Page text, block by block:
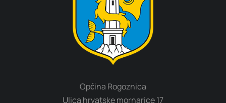
Općina Rogoznica
Ulica hrvatske mornarice 17